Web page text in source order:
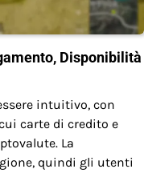
Disponibilità
intuitivo, con
carte di credito e
La
quindi gli utenti